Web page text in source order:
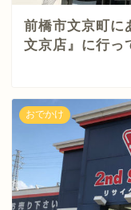
前橋市文京町に
文京店』に行っ
おでかけ